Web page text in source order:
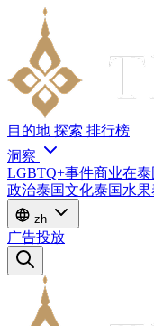
目的地 探索 排行榜
洞察
LGBTQ+事件商业在
政治泰国文化泰国水果
zh
广告投放